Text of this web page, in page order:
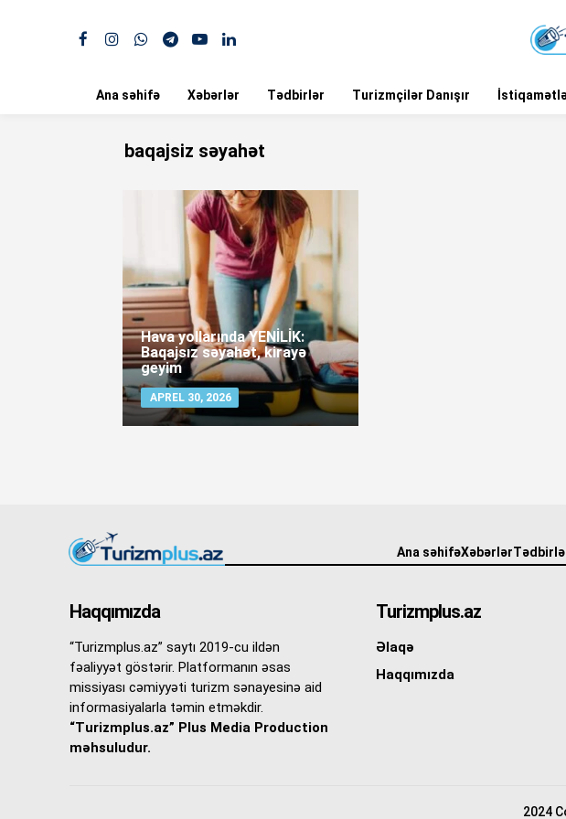
Ana səhifə Xəbərlər Tədbirlər Turizmçilər Danışır
baqajsiz səyahət
Hava yollarında YENİLİK:
Baqajsız səyahət, kirayə
geyim
APREL 30, 2026
Ana səhifəXəbərlər
Haqqımızda
“Turizmplus.az” saytı 2019-cu ildən
fəaliyyət göstərir. Platformanın əsas
missiyası cəmiyyəti turizm sənayesinə aid
informasiyalarla təmin etməkdir.
“Turizmplus.az” Plus Media Production
məhsuludur.
Turizmplus.az
Əlaqə
Haqqımızda
2024